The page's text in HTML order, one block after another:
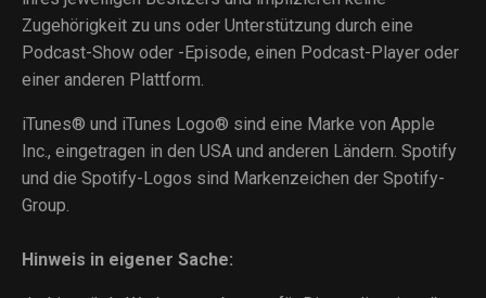
Zugehörigkeit zu uns oder Unterstützung durch eine
Podcast-Show oder -Episode, einen Podcast-Player oder
einer anderen Plattform.
iTunes® und iTunes Logo® sind eine Marke von Apple
Inc., eingetragen in den USA und anderen Ländern. Spotify
und die Spotify-Logos sind Markenzeichen der Spotify-
Group.
Hinweis in eigener Sache: